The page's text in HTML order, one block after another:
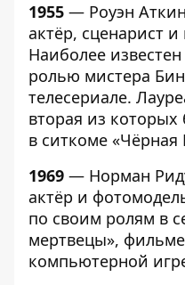
1955 — Роуэн
актёр, сценарист
Наиболее
ролью мистера
телесериале.
вторая из
в ситкоме «Чёрная
1969 — Норман
актёр и
по своим ролям в
мертвецы»,
компьютерной